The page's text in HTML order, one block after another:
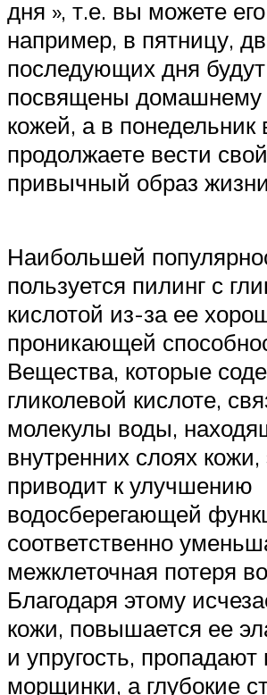
дня », т.е. вы можете
например, в пятницу,
последующих дня будут
посвящены домашнему
кожей, а в понедельник
продолжаете вести свой
привычный образ
Наибольшей
пользуется пилинг с
кислотой из-за ее
проникающей
Вещества, которые
гликолевой кислоте,
молекулы воды,
внутренних слоях кожи,
приводит к улучшению
водосберегающей
соответственно
межклеточная потеря
Благодаря этому
кожи, повышается ее
и упругость,
морщинки, а глубокие